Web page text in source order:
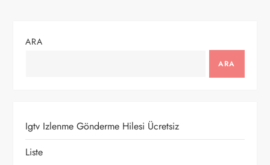
g
i
n
ARA
ARA
Igtv Izlenme Gönderme Hilesi Ücretsiz
Liste